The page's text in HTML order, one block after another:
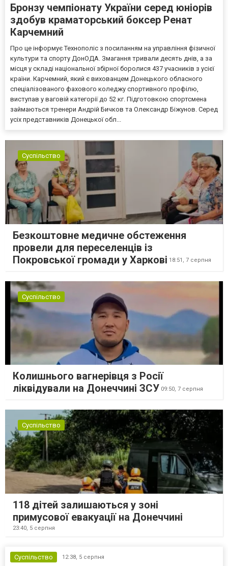
Бронзу чемпіонату України серед юніорів
здобув краматорський боксер Ренат
Карчемний
Про це інформує Технополіс з посиланням на управління фізичної
культури та спорту ДонОДА. Змагання тривали десять днів, а за
місця у складі національної збірної боролися 437 учасників з усієї
країни. Карчемний, який є вихованцем Донецького обласного
спеціалізованого фахового коледжу спортивного профілю,
виступав у ваговій категорії до 52 кг. Підготовкою спортсмена
займаються тренери Андрій Бичков та Олександр Біжунов. Серед
усіх представників Донецької обл...
Суспільство
Безкоштовне медичне обстеження
провели для переселенців із
Покровської громади у Харкові 18:51, 7 серпня
Суспільство
Колишнього вагнерівця з Росії
ліквідували на Донеччині ЗСУ 09:50, 7 серпня
Суспільство
118 дітей залишаються у зоні
примусової евакуації на Донеччині
23:40, 5 серпня
Суспільство 12:38, 5 серпня